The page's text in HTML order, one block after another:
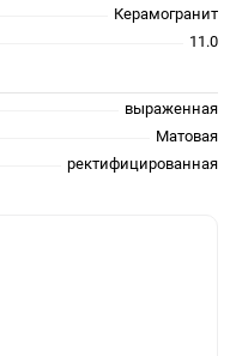
Керамогранит
11.0
выраженная
Матовая
ректифицированная